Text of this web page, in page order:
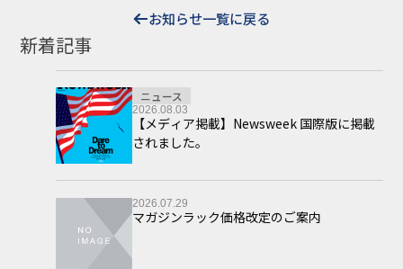
お知らせ一覧に戻る
新着記事
ニュース
2026.08.03
【メディア掲載】Newsweek 国際版に掲載
されました。
2026.07.29
マガジンラック価格改定のご案内